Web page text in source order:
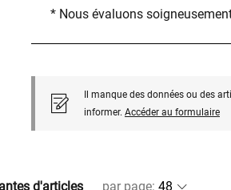
* Nous évaluons
Il manque des données ou des
informer. Accéder au formulaire
d'articles par page: